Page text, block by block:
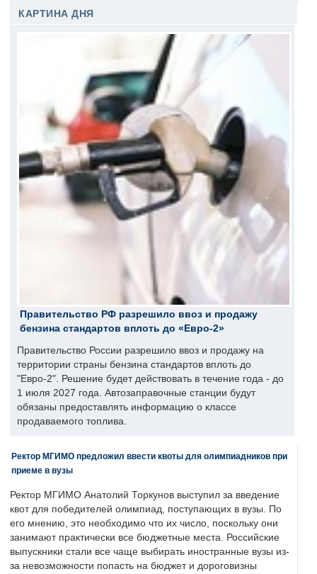
КАРТИНА ДНЯ
Правительство РФ разрешило ввоз и продажу
бензина стандартов вплоть до «Евро-2»
Правительство России разрешило ввоз и продажу на
территории страны бензина стандартов вплоть до
"Евро-2". Решение будет действовать в течение года - до
1 июля 2027 года. Автозаправочные станции будут
обязаны предоставлять информацию о классе
продаваемого топлива.
Ректор МГИМО предложил ввести квоты для олимпиадников при
приеме в вузы
Ректор МГИМО Анатолий Торкунов выступил за введение
квот для победителей олимпиад, поступающих в вузы. По
его мнению, это необходимо что их число, поскольку они
занимают практически все бюджетные места. Российские
выпускники стали все чаще выбирать иностранные вузы из-
за невозможности попасть на бюджет и дороговизны